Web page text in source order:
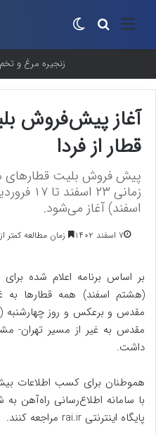
منو جستجو برای
زنجیره مرغ و
آغاز پیش‌فروش
قطار از فردا
پیش فروش بلیت قطارهای
زمانی
اسفند) آغاز می‌شود.
۷ اسفند ۱۴۰۲ زمان مطالعه کمتر
بر اساس برنامه اعلام شده
(هشتم اسفند) همه قطارها به
مقدس به غیر از مسیر تهران-
داشت.
هموطنان برای کسب اطلاعات
پایگاه اینترنتی rai.ir مراجعه کنند.